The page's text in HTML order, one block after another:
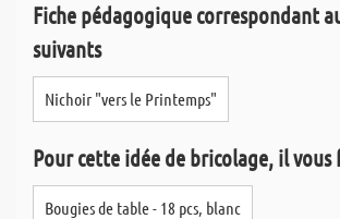
Fiche pédagogique correspondant
suivants
Nichoir "vers le Printemps"
Pour cette idée de bricolage, il vous
Bougies de table - 18 pcs, blanc